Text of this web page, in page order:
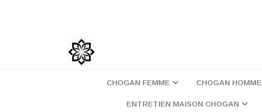
CHOGAN FEMME CHOGAN HOMME
ENTRETIEN MAISON CHOGAN